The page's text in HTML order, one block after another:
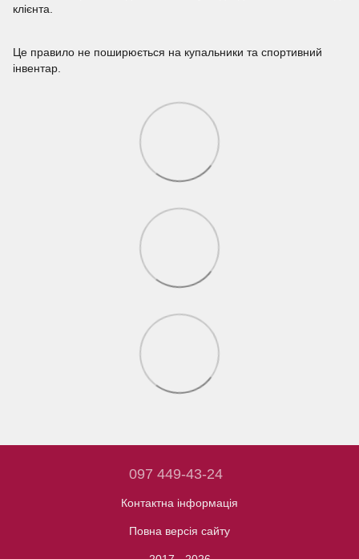
клієнта.
Це правило не поширюється на купальники та спортивний
інвентар.
097 449-43-24
Контактна інформація
Повна версія сайту